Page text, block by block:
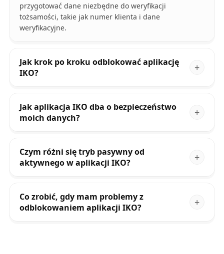
przygotować dane niezbędne do weryfikacji
tożsamości, takie jak numer klienta i dane
weryfikacyjne.
Jak krok po kroku odblokować aplikację
IKO?
Jak aplikacja IKO dba o bezpieczeństwo
moich danych?
Czym różni się tryb pasywny od
aktywnego w aplikacji IKO?
Co zrobić, gdy mam problemy z
odblokowaniem aplikacji IKO?